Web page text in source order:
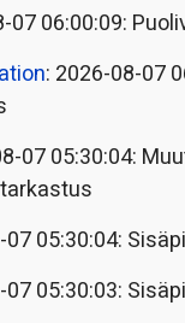
07 06:00:09:
: 2026-08-07
07 05:30:04:
07 05:30:04:
07 05:30:03: